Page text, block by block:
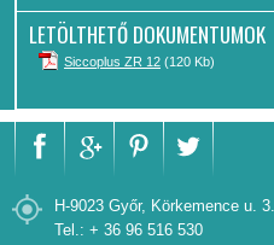
LETÖLTHETŐ DOKUMENTUMOK
Siccoplus ZR 12 (120 Kb)
H-9023 Győr, Körkemence u. 3.
Tel.: + 36 96 516 530